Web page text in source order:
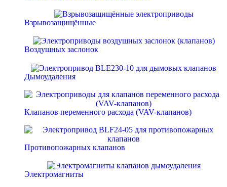
Взрывозащищённые
Воздушных заслонок
Дымоудаления
Клапанов переменного расхода (VAV-клапанов)
Противопожарных клапанов
Электромагниты